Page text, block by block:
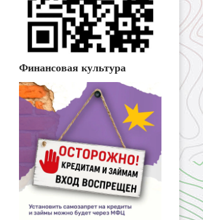
Финансовая культура